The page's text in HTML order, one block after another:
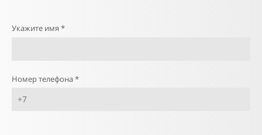
Укажите имя *
Номер телефона *